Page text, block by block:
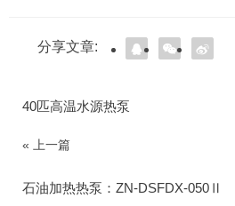
分享文章:
40匹高温水源热泵
« 上一篇
石油加热热泵：ZN-DSFDX-050Ⅱ